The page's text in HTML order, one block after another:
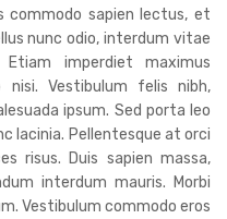
commodo sapien lectus, et
nunc odio, interdum vitae
imperdiet maximus
Vestibulum felis nibh,
ipsum. Sed porta leo
lacinia. Pellentesque at orci
risus. Duis sapien massa,
interdum mauris. Morbi
Vestibulum commodo eros